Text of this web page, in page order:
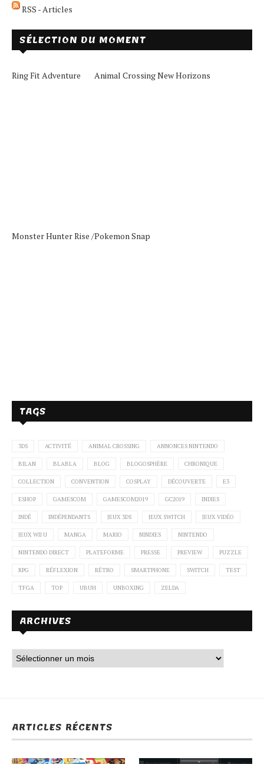
SteamWorld Dig 2 (Switch)
Astro Bears Party (Switch)
RSS - Articles
SÉLECTION DU MOMENT
Ring Fit Adventure Animal Crossing New Horizons
Monster Hunter Rise /Pokemon Snap
TAGS
3DS ACTIVITÉ ANIMAL CROSSING ANNONCES NINTENDO
BILAN BLABLA BLOG BLOGOSPHÈRE CHRONIQUE
COLLECTION CONVENTION COSPLAY DÉCOUVERTE E3
ESHOP GAMESCOM GAMESCOM2019 GC2019 INDIES
INDÉ INDÉPENDANTS JEUX 3DS JEUX SWITCH JEUX VIDÉO
JEUX WII U MANGA MARIO NINDIES NINTENDO
NINTENDO DIRECT PLATEFORME PRESSE PREVIEW PUZZLE
RPG RÉFLEXION RÉTRO SMARTPHONE SWITCH TEST
TFGA TOP UBUH UNBOXING ZELDA
ARCHIVES
ARTICLES RÉCENTS